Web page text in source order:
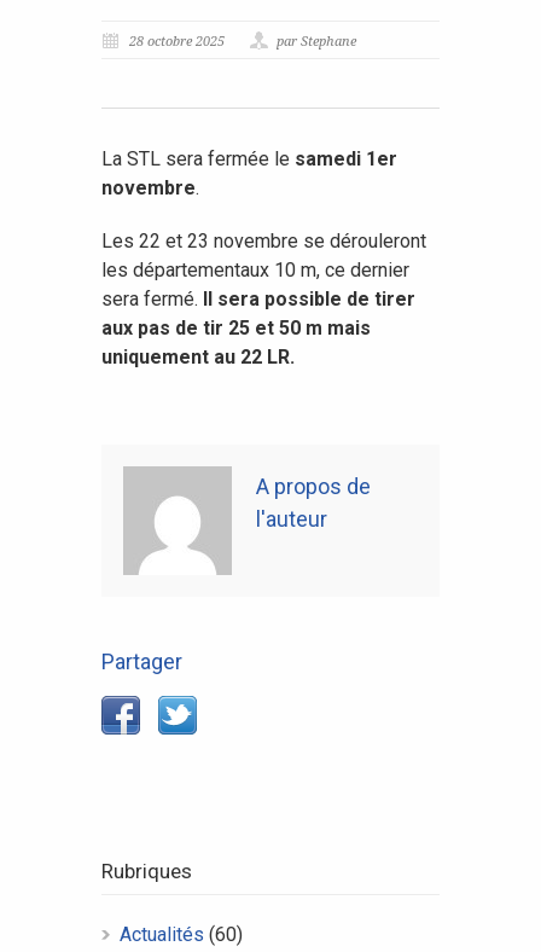
28 octobre 2025 par Stephane
La STL sera fermée le samedi 1er
novembre.
Les 22 et 23 novembre se dérouleront
les départementaux 10 m, ce dernier
sera fermé. Il sera possible de tirer
aux pas de tir 25 et 50 m mais
uniquement au 22 LR.
A propos de
l'auteur
Partager
Rubriques
Actualités (60)